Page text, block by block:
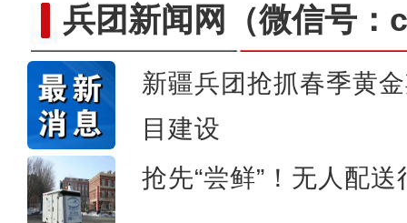
兵团新闻网 （微信号
新疆兵团抢抓春季黄
目建设
抢先“尝鲜”！无人配
侨乡故事 | 喀什土陶技艺